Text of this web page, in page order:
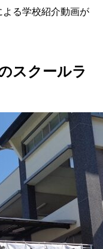
よる学校紹介動画が
スクールラ